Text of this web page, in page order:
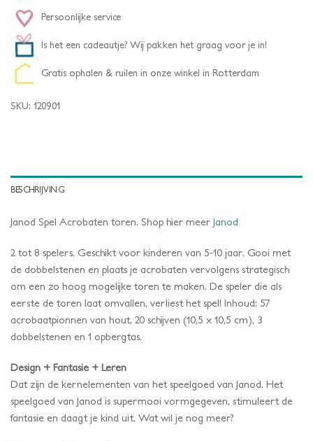
Persoonlijke service
Is het een cadeautje? Wij pakken het graag voor je in!
Gratis ophalen & ruilen in onze winkel in Rotterdam
SKU: 120901
BESCHRIJVING
Janod Spel Acrobaten toren. Shop hier meer Janod
2 tot 8 spelers. Geschikt voor kinderen van 5-10 jaar. Gooi met
de dobbelstenen en plaats je acrobaten vervolgens strategisch
om een zo hoog mogelijke toren te maken. De speler die als
eerste de toren laat omvallen, verliest het spel! Inhoud: 57
acrobaatpionnen van hout, 20 schijven (10,5 x 10,5 cm), 3
dobbelstenen en 1 opbergtas.
Design + Fantasie + Leren
Dat zijn de kernelementen van het speelgoed van Janod. Het
speelgoed van Janod is supermooi vormgegeven, stimuleert de
fantasie en daagt je kind uit. Wat wil je nog meer?